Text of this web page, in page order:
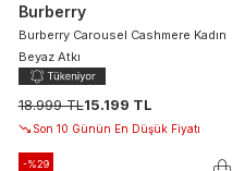
Burberry
Burberry Carousel Cashmere Kadın
Beyaz Atkı
18.999 TL15.199 TL
Son 10 Günün En Düşük Fiyatı
-%29